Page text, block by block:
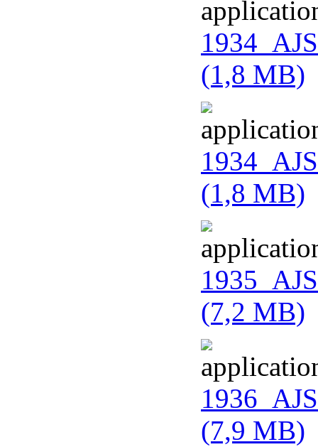
(1,8 MB)
(1,8 MB)
(7,2 MB)
(7,9 MB)